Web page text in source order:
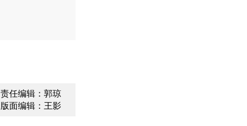
责任编辑：郭琼
版面编辑：王影